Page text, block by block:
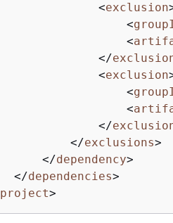
<exclusion
<
<
</
<exclusion
<
<
</
</exclusions>
</dependency>
</dependencies>
project>